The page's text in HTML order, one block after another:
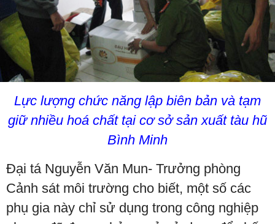
Lực lượng chức năng lập biên bản và tạm
giữ nhiều hoá chất tại cơ sở sản xuất tàu hũ
Bình Minh
Đại tá Nguyễn Văn Mun- Trưởng phòng
Cảnh sát môi trường cho biết, một số các
phụ gia này chỉ sử dụng trong công nghiệp